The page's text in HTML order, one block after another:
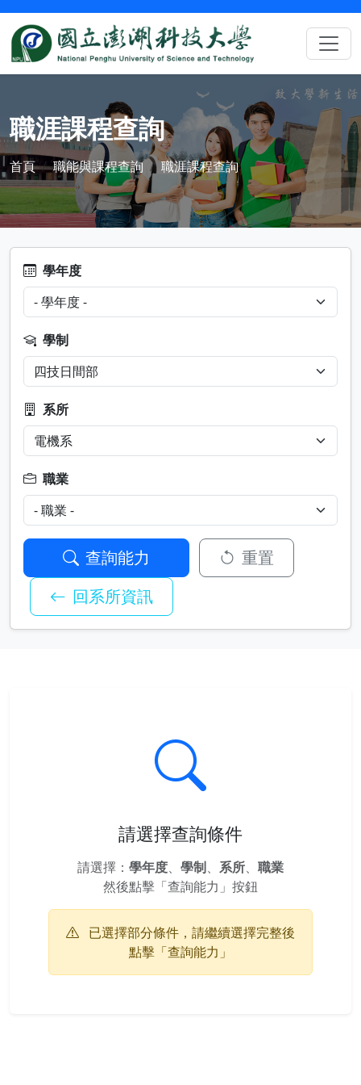
職涯課程查詢
首頁 職能與課程查詢 職涯課程查詢
學年度
學制
系所
職業
查詢能力
重置
回系所資訊
請選擇查詢條件
請選擇： 學年度、 學制、 系所、 職業
然後點擊「查詢能力」按鈕
已選擇部分條件，請繼續選擇完整後
點擊「查詢能力」